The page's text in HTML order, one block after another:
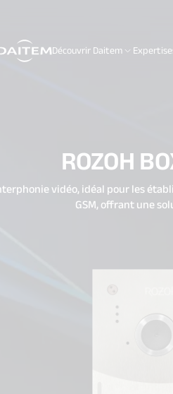
Découvrir Daitem
ROZOH
vidéo, idéal pour les
GSM, offrant une